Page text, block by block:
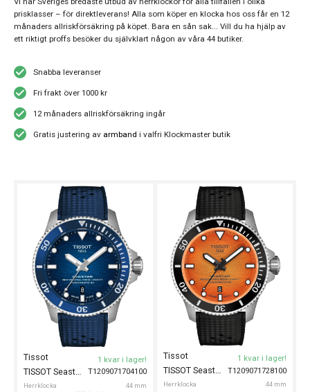
prisklasser – för direktleverans! Alla som köper en klocka hos oss får en 12
månaders allriskförsäkring på köpet. Bara en sån sak... Vill du ha hjälp av
ett riktigt proffs besöker du självklart någon av våra 44 butiker.
Snabba leveranser
Fri frakt över 1000 kr
12 månaders allriskförsäkring ingår
Gratis justering av armband i valfri Klockmaster butik
T1209071704100
Tissot
Herrklocka 44 mm
TISSOT Seastar 2000 44mm
1 kvar i lager!
T1209071728100
Tissot
Herrklocka 44 mm
TISSOT Seastar 2000 44mm
1 kvar i lager!